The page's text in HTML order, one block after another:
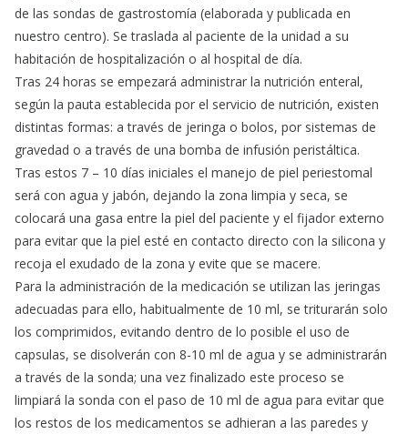
de las sondas de gastrostomía (elaborada y publicada en
nuestro centro). Se traslada al paciente de la unidad a su
habitación de hospitalización o al hospital de día.
Tras 24 horas se empezará administrar la nutrición enteral,
según la pauta establecida por el servicio de nutrición, existen
distintas formas: a través de jeringa o bolos, por sistemas de
gravedad o a través de una bomba de infusión peristáltica.
Tras estos 7 – 10 días iniciales el manejo de piel periestomal
será con agua y jabón, dejando la zona limpia y seca, se
colocará una gasa entre la piel del paciente y el fijador externo
para evitar que la piel esté en contacto directo con la silicona y
recoja el exudado de la zona y evite que se macere.
Para la administración de la medicación se utilizan las jeringas
adecuadas para ello, habitualmente de 10 ml, se triturarán solo
los comprimidos, evitando dentro de lo posible el uso de
capsulas, se disolverán con 8-10 ml de agua y se administrarán
a través de la sonda; una vez finalizado este proceso se
limpiará la sonda con el paso de 10 ml de agua para evitar que
los restos de los medicamentos se adhieran a las paredes y